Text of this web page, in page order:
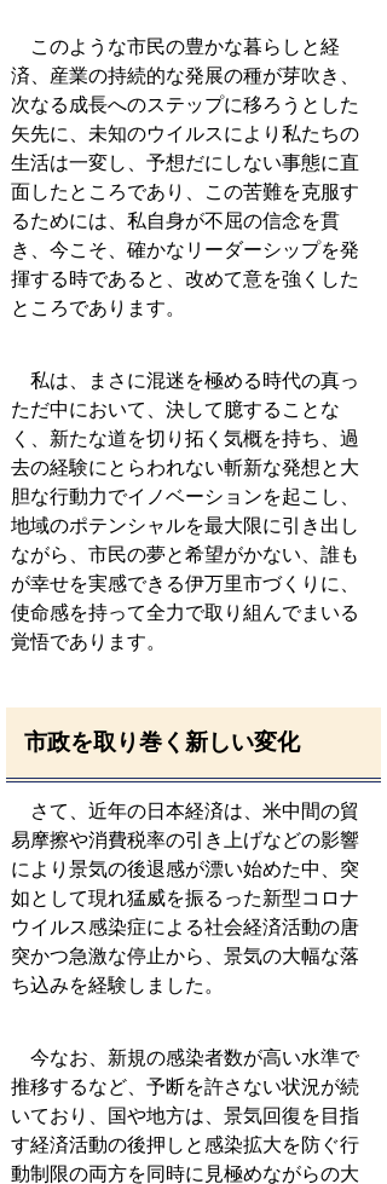
このような市民の豊かな暮らしと経
済、産業の持続的な発展の種が芽吹き、
次なる成長へのステップに移ろうとした
矢先に、未知のウイルスにより私たちの
生活は一変し、予想だにしない事態に直
面したところであり、この苦難を克服す
るためには、私自身が不屈の信念を貫
き、今こそ、確かなリーダーシップを発
揮する時であると、改めて意を強くした
ところであります。
私は、まさに混迷を極める時代の真っ
ただ中において、決して臆することな
く、新たな道を切り拓く気概を持ち、過
去の経験にとらわれない斬新な発想と大
胆な行動力でイノベーションを起こし、
地域のポテンシャルを最大限に引き出し
ながら、市民の夢と希望がかない、誰も
が幸せを実感できる伊万里市づくりに、
使命感を持って全力で取り組んでまいる
覚悟であります。
市政を取り巻く新しい変化
さて、近年の日本経済は、米中間の貿
易摩擦や消費税率の引き上げなどの影響
により景気の後退感が漂い始めた中、突
如として現れ猛威を振るった新型コロナ
ウイルス感染症による社会経済活動の唐
突かつ急激な停止から、景気の大幅な落
ち込みを経験しました。
今なお、新規の感染者数が高い水準で
推移するなど、予断を許さない状況が続
いており、国や地方は、景気回復を目指
す経済活動の後押しと感染拡大を防ぐ行
動制限の両方を同時に見極めながらの大